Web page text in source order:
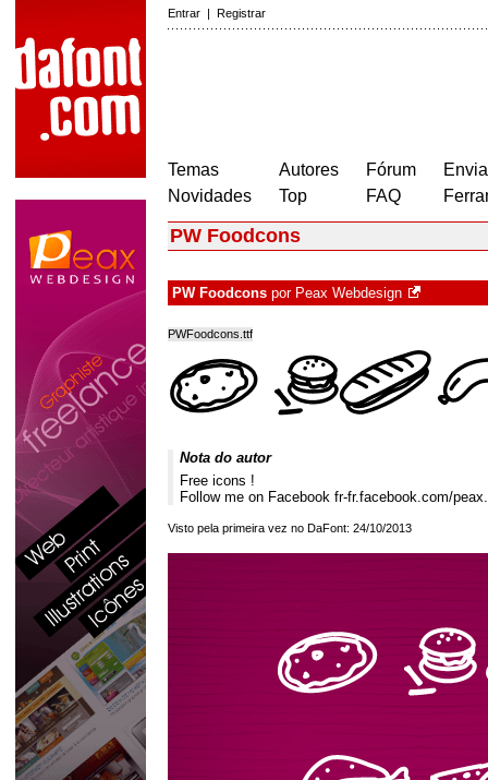
Entrar | Registrar
Temas
Novidades
Autores
Top
Fórum
FAQ
PW Foodcons
PW Foodcons por Peax Webdesign
PWFoodcons.ttf
Nota do autor
Free icons !
Follow me on Facebook fr-fr.facebook.com/
Visto pela primeira vez no DaFont: 24/10/2013